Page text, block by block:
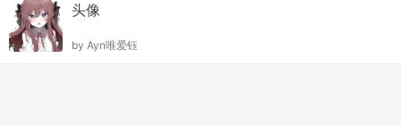
头像
by Ayn唯爱钰